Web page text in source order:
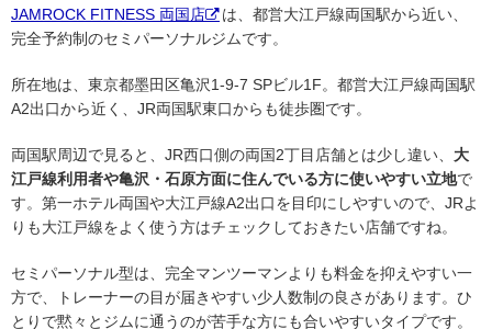
JAMROCK FITNESS 両国店
は、都営大江戸線両国駅から近い、
完全予約制のセミパーソナルジムです。
所在地は、東京都墨田区亀沢1-9-7 SPビル1F。都営大江戸線両国駅
A2出口から近く、JR両国駅東口からも徒歩圏です。
両国駅周辺で見ると、JR西口側の両国2丁目店舗とは少し違い、 大
江戸線利用者や亀沢・石原方面に住んでいる方に使いやすい立地で
す。第一ホテル両国や大江戸線A2出口を目印にしやすいので、JRよ
りも大江戸線をよく使う方はチェックしておきたい店舗ですね。
セミパーソナル型は、完全マンツーマンよりも料金を抑えやすい一
方で、トレーナーの目が届きやすい少人数制の良さがあります。ひ
とりで黙々とジムに通うのが苦手な方にも合いやすいタイプです。